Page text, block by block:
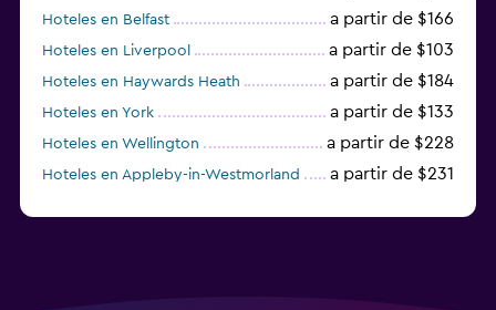
Hoteles en Belfast a partir de $166
Hoteles en Liverpool a partir de $103
Hoteles en Haywards Heath a partir de $184
Hoteles en York a partir de $133
Hoteles en Wellington a partir de $228
Hoteles en Appleby-in-Westmorland a partir de $231